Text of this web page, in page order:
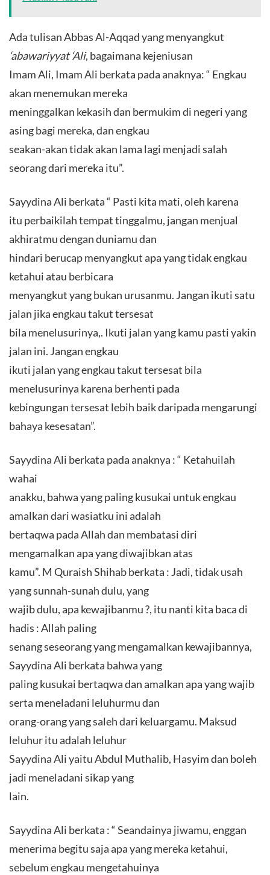
Ada tulisan Abbas Al-Aqqad yang menyangkut
‘abawariyyat ‘Ali, bagaimana kejeniusan
Imam Ali, Imam Ali berkata pada anaknya: “ Engkau
akan menemukan mereka
meninggalkan kekasih dan bermukim di negeri yang
asing bagi mereka, dan engkau
seakan-akan tidak akan lama lagi menjadi salah
seorang dari mereka itu”.
Sayydina Ali berkata “ Pasti kita mati, oleh karena
itu perbaikilah tempat tinggalmu, jangan menjual
akhiratmu dengan duniamu dan
hindari berucap menyangkut apa yang tidak engkau
ketahui atau berbicara
menyangkut yang bukan urusanmu. Jangan ikuti satu
jalan jika engkau takut tersesat
bila menelusurinya,. Ikuti jalan yang kamu pasti yakin
jalan ini. Jangan engkau
ikuti jalan yang engkau takut tersesat bila
menelusurinya karena berhenti pada
kebingungan tersesat lebih baik daripada mengarungi
bahaya kesesatan”.
Sayydina Ali berkata pada anaknya : “ Ketahuilah
wahai
anakku, bahwa yang paling kusukai untuk engkau
amalkan dari wasiatku ini adalah
bertaqwa pada Allah dan membatasi diri
mengamalkan apa yang diwajibkan atas
kamu”. M Quraish Shihab berkata : Jadi, tidak usah
yang sunnah-sunah dulu, yang
wajib dulu, apa kewajibanmu ?, itu nanti kita baca di
hadis : Allah paling
senang seseorang yang mengamalkan kewajibannya,
Sayydina Ali berkata bahwa yang
paling kusukai bertaqwa dan amalkan apa yang wajib
serta meneladani leluhurmu dan
orang-orang yang saleh dari keluargamu. Maksud
leluhur itu adalah leluhur
Sayydina Ali yaitu Abdul Muthalib, Hasyim dan boleh
jadi meneladani sikap yang
lain.
Sayydina Ali berkata : “ Seandainya jiwamu, enggan
menerima begitu saja apa yang mereka ketahui,
sebelum engkau mengetahuinya